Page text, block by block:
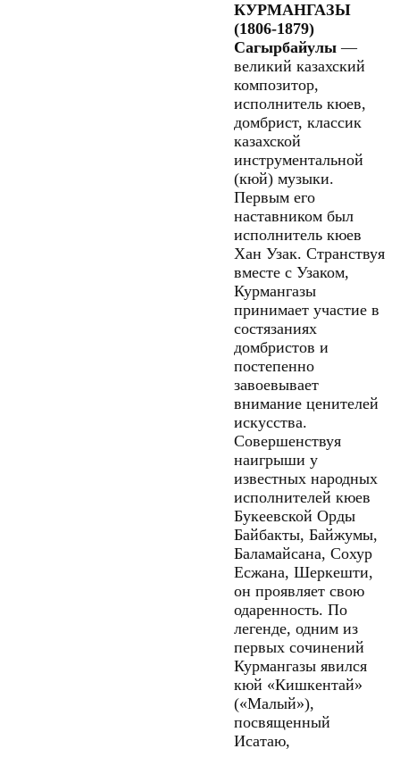
КУРМАНГАЗЫ
(1806-1879)
Сагырбайулы —
великий казахский
композитор,
исполнитель кюев,
домбрист, классик
казахской
инструментальной
(кюй) музыки.
Первым его
наставником был
исполнитель кюев
Хан Узак. Странствуя
вместе с Узаком,
Курмангазы
принимает участие в
состязаниях
домбристов и
постепенно
завоевывает
внимание ценителей
искусства.
Совершенствуя
наигрыши у
известных народных
исполнителей кюев
Букеевской Орды
Байбакты, Байжумы,
Баламайсана, Сохур
Есжана, Шеркешти,
он проявляет свою
одаренность. По
легенде, одним из
первых сочинений
Курмангазы явился
кюй «Кишкентай»
(«Малый»),
посвященный
Исатаю,